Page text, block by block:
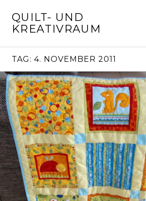
zum
Inhalt
QUILT- UND
KREATIVRAUM
TAG: 4. NOVEMBER 2011